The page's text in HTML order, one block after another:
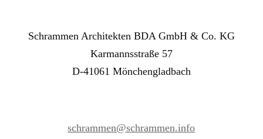
Schrammen Architekten BDA GmbH & Co. KG
Karmannsstraße 57
D-41061 Mönchengladbach
schrammen@schrammen.info